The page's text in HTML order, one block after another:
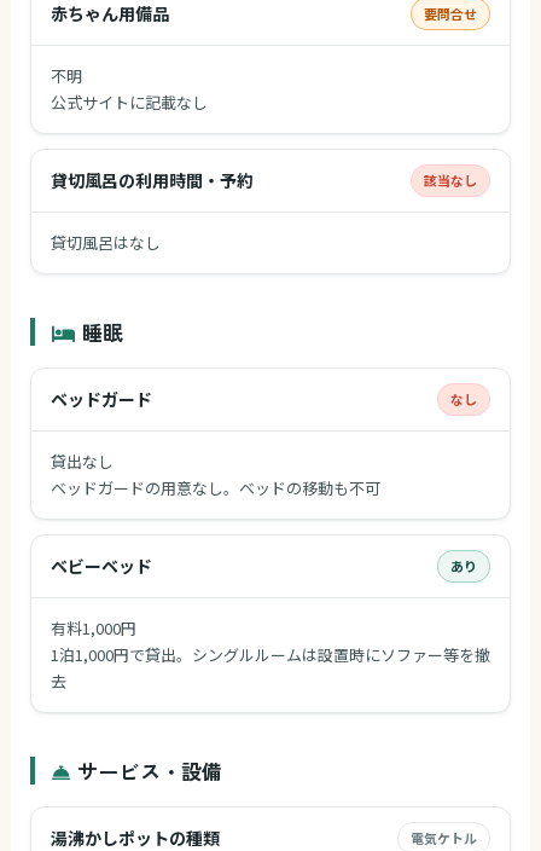
赤ちゃん用備品 要問合せ
不明
公式サイトに記載なし
貸切風呂の利用時間・予約 該当なし
貸切風呂はなし
睡眠
ベッドガード なし
貸出なし
ベッドガードの用意なし。ベッドの移動も不可
ベビーベッド あり
有料1,000円
1泊1,000円で貸出。シングルルームは設置時にソファー等を撤
去
サービス・設備
湯沸かしポットの種類 電気ケトル